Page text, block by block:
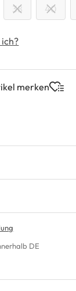
38 40
merken
DE